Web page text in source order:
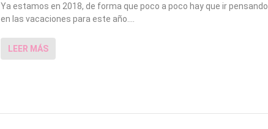
Ya estamos en 2018, de forma que poco a poco hay que ir pensando
en las vacaciones para este año....
LEER MÁS